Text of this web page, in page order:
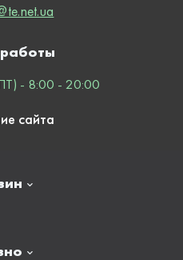
- 8:00 - 20:00
сайта